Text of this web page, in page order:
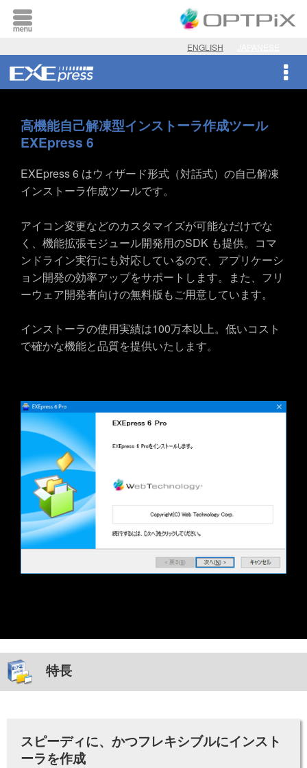
ENGLISH
高機能自己解凍型インストーラ作成ツール
EXEpress 6
EXEpress 6 はウィザード形式（対話式）の自己解凍
インストーラ作成ツールです。
アイコン変更などのカスタマイズが可能なだけでな
く、機能拡張モジュール開発用のSDK も提供。コマ
ンドライン実行にも対応しているので、アプリケーシ
ョン開発の効率アップをサポートします。また、フリ
ーウェア開発者向けの無料版もご用意しています。
インストーラの使用実績は100万本以上。低いコスト
で確かな機能と品質を提供いたします。
特長
スピーディに、かつフレキシブルにインスト
ーラを作成